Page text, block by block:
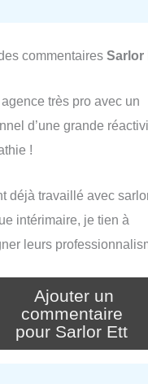
commentaires Sarlor
très pro avec un
d’une grande
!
déjà travaillé avec
intérimaire, je tien à
leurs
Ajouter un
commentaire
pour Sarlor Ett